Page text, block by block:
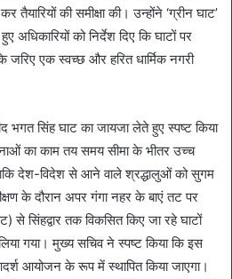
तैयारियों की समीक्षा की। उन्होंने ‘ग्रीन घाट’
अधिकारियों को निर्देश दिए कि घाटों पर
एक स्वच्छ और हरित धार्मिक नगरी
भगत सिंह घाट का जायजा लेते हुए स्पष्ट किया
का काम तय समय सीमा के भीतर उच्च
देश-विदेश से आने वाले श्रद्धालुओं को सुगम
के दौरान अपर गंगा नहर के बाएं तट पर
से सिंहद्वार तक विकसित किए जा रहे घाटों
गया। मुख्य सचिव ने स्पष्ट किया कि इस
आयोजन के रूप में स्थापित किया जाएगा।